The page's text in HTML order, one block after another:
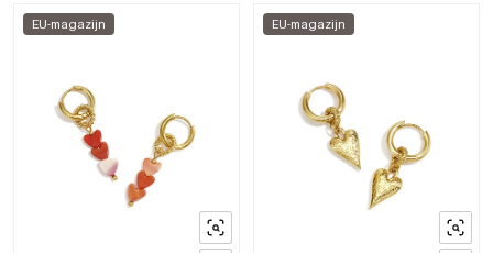
EU-magazijn EU-magazijn